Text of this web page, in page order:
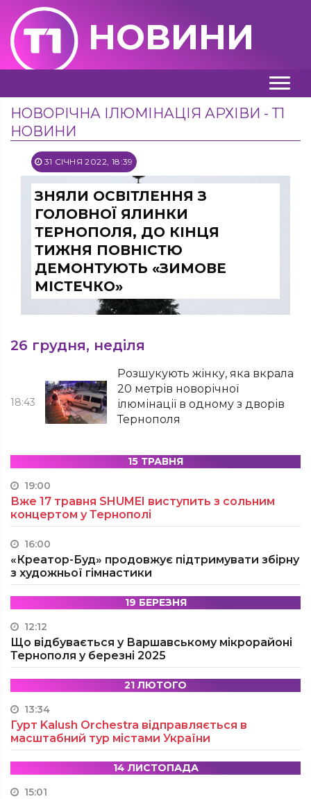
НОВИНИ
НОВОРІЧНА ІЛЮМІНАЦІЯ АРХІВИ - Т1
НОВИНИ
31 СІЧНЯ 2022, 18:39
ЗНЯЛИ ОСВІТЛЕННЯ З
ГОЛОВНОЇ ЯЛИНКИ
ТЕРНОПОЛЯ, ДО КІНЦЯ
ТИЖНЯ ПОВНІСТЮ
ДЕМОНТУЮТЬ «ЗИМОВЕ
МІСТЕЧКО»
26 грудня, неділя
18:43
Розшукують жінку, яка вкрала
20 метрів новорічної
ілюмінації в одному з дворів
Тернополя
15 ТРАВНЯ
19:00
Вже 17 травня SHUMEI виступить з сольним
концертом у Тернополі
16:00
«Креатор-Буд» продовжує підтримувати збірну
з художньої гімнастики
19 БЕРЕЗНЯ
12:12
Що відбувається у Варшавському мікрорайоні
Тернополя у березні 2025
21 ЛЮТОГО
13:34
Гурт Kalush Orchestra відправляється в
масштабний тур містами України
14 ЛИСТОПАДА
15:01